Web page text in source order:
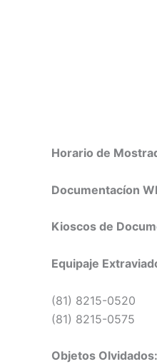
Horario de
Documentacíon
Kioscos de
Equipaje
(81) 8215-0520
(81) 8215-0575
Objetos Olvidados: